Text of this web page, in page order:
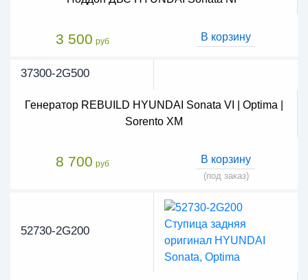
3 500 руб В корзину
37300-2G500
Генератор REBUILD HYUNDAI Sonata VI | Optima |
Sorento XM
8 700 руб В корзину
(под заказ)
52730-2G200